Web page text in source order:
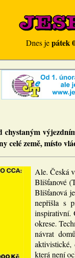
Dnes jepátek
celé země, místo
Ale. Česká
Blišťanové
Blišťanová
nepřišla s
inspirativní.
okrese.
návrat
aktivistické,
která není